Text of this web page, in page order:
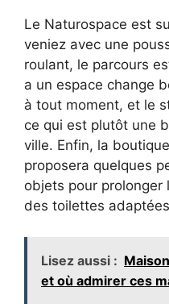
Le Naturospace est
veniez avec une
roulant, le parcours
a un espace change
à tout moment, et le
ce qui est plutôt une
ville. Enfin, la
proposera quelques
objets pour
des toilettes
Lisez aussi :
et où admirer ces